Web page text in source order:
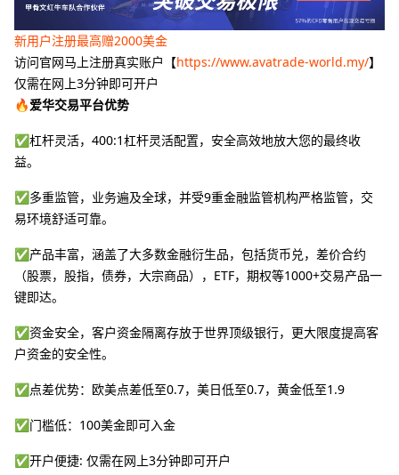
新用户注册最高赠2000美金
访问官网马上注册真实账户【https://www.avatrade-world.my/】
仅需在网上3分钟即可开户
🔥爱华交易平台优势
✅杠杆灵活，400:1杠杆灵活配置，安全高效地放大您的最终收
益。
✅多重监管，业务遍及全球，并受9重金融监管机构严格监管，交
易环境舒适可靠。
✅产品丰富，涵盖了大多数金融衍生品，包括货币兑，差价合约
（股票，股指，债券，大宗商品），ETF，期权等1000+交易产品一
键即达。
✅资金安全，客户资金隔离存放于世界顶级银行，更大限度提高客
户资金的安全性。
✅点差优势：欧美点差低至0.7，美日低至0.7，黄金低至1.9
✅门槛低：100美金即可入金
✅开户便捷: 仅需在网上3分钟即可开户